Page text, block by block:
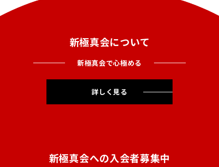
新極真会について
新極真会で心極める
詳しく見る
新極真会への入会者募集中